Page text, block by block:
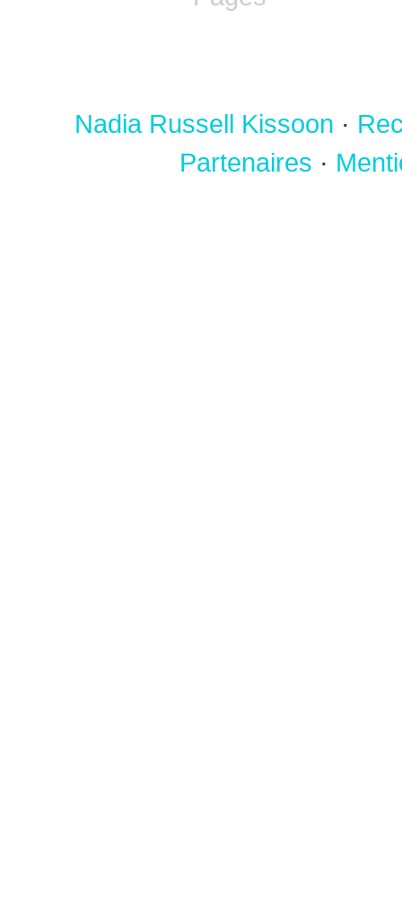
Nadia Russell Kissoon ·
Partenaires ·